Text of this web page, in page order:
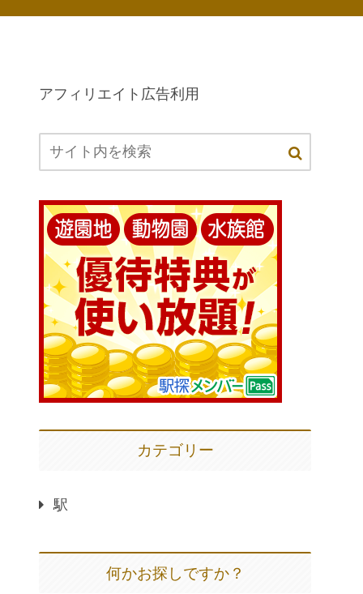
アフィリエイト広告利用
カテゴリー
駅
何かお探しですか？